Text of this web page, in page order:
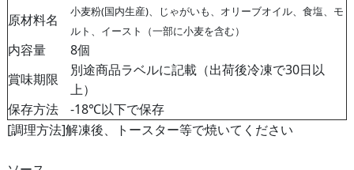
原材料名
小麦粉(国内生産)、じゃがいも、オリーブオイル、食塩、モ
ルト、イースト（一部に小麦を含む）
内容量
8個
賞味期限
別途商品ラベルに記載（出荷後冷凍で30日以
上）
保存方法
-18℃以下で保存
[調理方法]解凍後、トースター等で焼いてください